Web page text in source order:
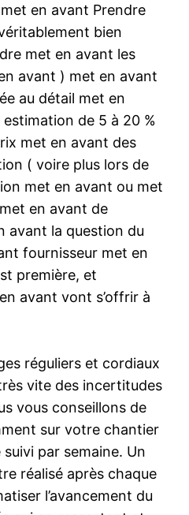
en avant Prendre
bien
met en avant les
avant ) met en avant
au détail met en
de 5 à 20 %
met en avant des
( voire plus lors de
met en avant ou met
en avant de
avant la question du
fournisseur met en
première, et
avant vont s’offrir à
réguliers et cordiaux
vite des incertitudes
vous conseillons de
sur votre chantier
suivi par semaine. Un
réalisé après chaque
l’avancement du